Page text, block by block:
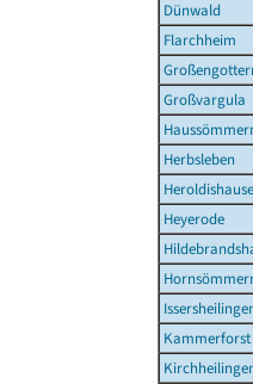
Dünwald
Flarchheim
Großvargula
Herbsleben
Heyerode
Kammerforst